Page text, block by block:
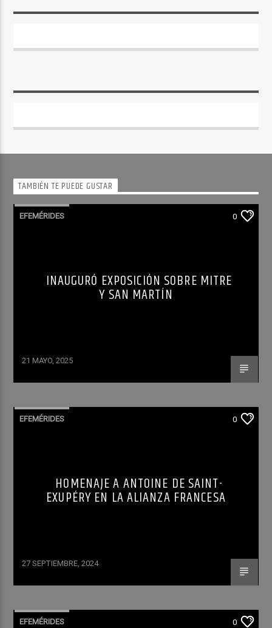
TAMBIÉN TE PUEDE GUSTAR
EFEMÉRIDES 0
INAUGURÓ EXPOSICIÓN SOBRE MITRE
Y SAN MARTÍN
21 MAYO, 2025
EFEMÉRIDES 0
HOMENAJE A ANTOINE DE SAINT-
EXUPÉRY EN LA ALIANZA FRANCESA
27 SEPTIEMBRE, 2024
EFEMÉRIDES 0